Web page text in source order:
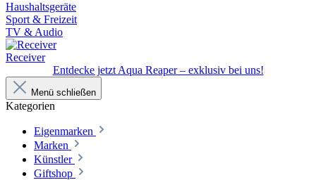
Haushaltsgeräte
Sport & Freizeit
TV & Audio
Receiver
Entdecke jetzt Aqua Reaper – exklusiv bei uns!
Menü schließen
Kategorien
Eigenmarken
Marken
Künstler
Giftshop